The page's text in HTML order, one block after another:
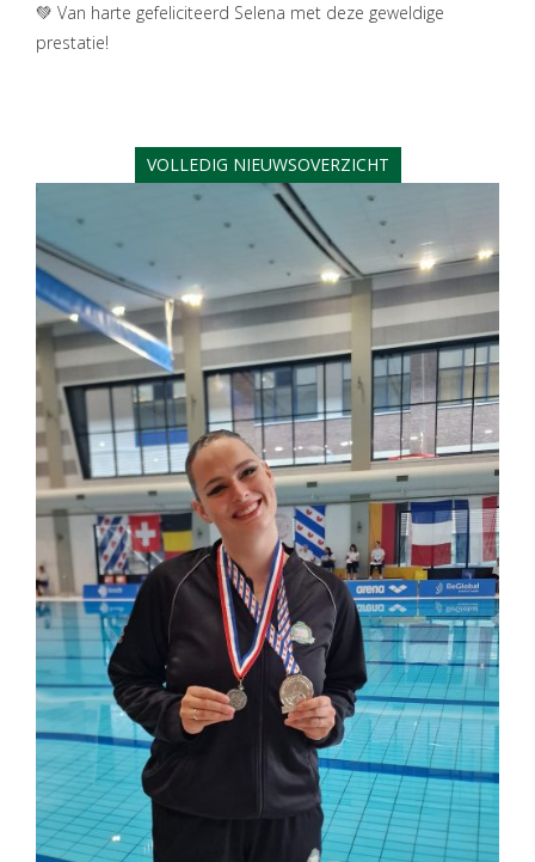
💚 Van harte gefeliciteerd Selena met deze geweldige
prestatie!
VOLLEDIG NIEUWSOVERZICHT